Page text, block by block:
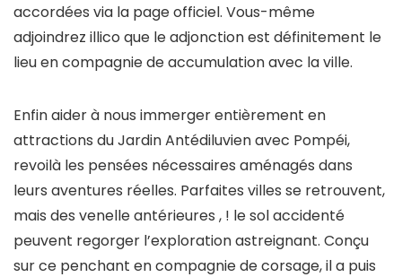
accordées via la page officiel. Vous-même
adjoindrez illico que le adjonction est définitement le
lieu en compagnie de accumulation avec la ville.
Enfin aider à nous immerger entièrement en
attractions du Jardin Antédiluvien avec Pompéi,
revoilà les pensées nécessaires aménagés dans
leurs aventures réelles. Parfaites villes se retrouvent,
mais des venelle antérieures , ! le sol accidenté
peuvent regorger l’exploration astreignant. Conçu
sur ce penchant en compagnie de corsage, il a puis